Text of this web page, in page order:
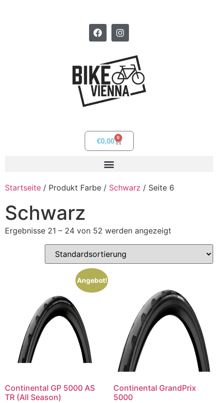
€0,00 0
Startseite / Produkt Farbe / Schwarz / Seite 6
Schwarz
Ergebnisse 21 – 24 von 52 werden angezeigt
Angebot!
Continental GP 5000 AS
TR (All Season)
Continental GrandPrix
5000